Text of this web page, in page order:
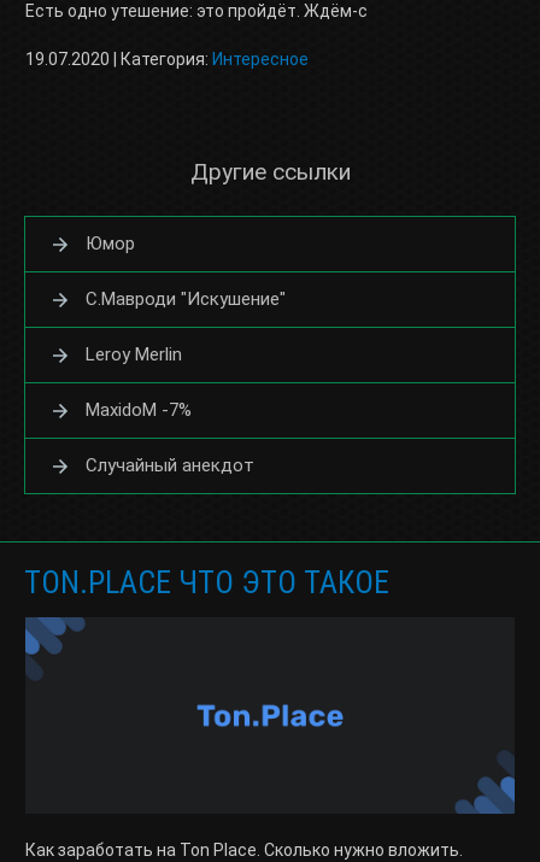
Есть одно утешение: это пройдёт. Ждём-с
19.07.2020 | Категория: Интересное
Другие ссылки
Юмор
С.Мавроди "Искушение"
Leroy Merlin
MaxidoM -7%
Случайный анекдот
TON.PLACE ЧТО ЭТО ТАКОЕ
Как заработать на Ton Place. Сколько нужно вложить.